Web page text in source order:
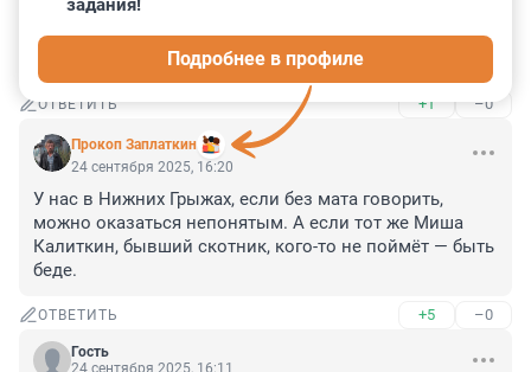
Тов. Иванов (Петров, Сидоров, Беглов) матом не
ругается. Он на нем выражается фигурально.
ОТВЕТИТЬ +1 –0
Прокоп Заплаткин
задания!
Подробнее в профиле
24 сентября 2025, 16:20
У нас в Нижних Грыжах, если без мата говорить,
можно оказаться непонятым. А если тот же Миша
Калиткин, бывший скотник, кого-то не поймёт — быть
беде.
ОТВЕТИТЬ +5 –0
Гость
24 сентября 2025, 16:11